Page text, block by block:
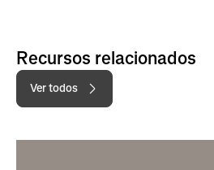
Recursos relacionados
Ver todos